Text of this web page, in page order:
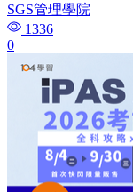
SGS管理學院
1336
0